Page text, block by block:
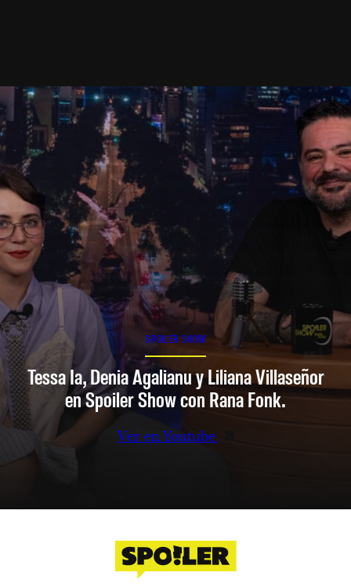
SPOILER SHOW
Tessa Ia, Denia Agalianu y Liliana Villaseñor
en Spoiler Show con Rana Fonk.
Ver en Youtube